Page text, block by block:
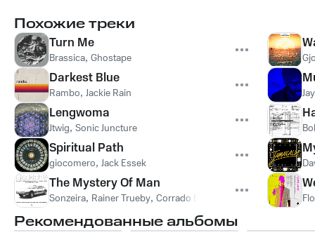
Похожие треки
Turn Me
Brassica, Ghostape
Darkest Blue
Rambo, Jackie Rain
Lengwoma
Jtwig, Sonic Juncture
Spiritual Path
giocomero, Jack Essek
The Mystery Of Man
Sonzeira, Rainer Trueby, Corrado Bucci
Рекомендованные альбомы